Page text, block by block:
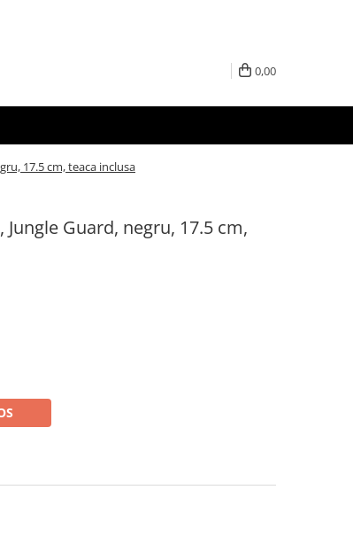
0,00
17.5 cm, teaca inclusa
Guard, negru, 17.5 cm,